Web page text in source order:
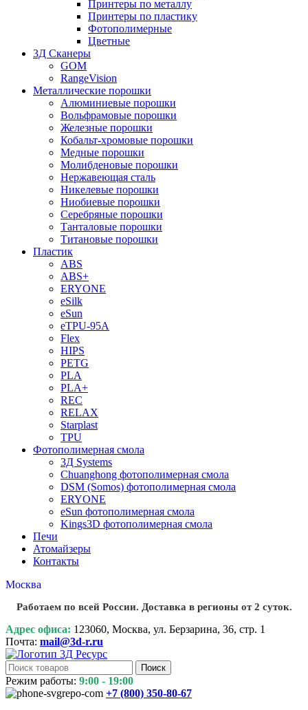
Принтеры по металлу
Принтеры по пластику
Фотополимерные
Цветные
3Д Сканеры
GOM
RangeVision
Металлические порошки
Алюминиевые порошки
Вольфрамовые порошки
Железные порошки
Кобальт-хромовые порошки
Медные порошки
Молибденовые порошки
Нержавеющая сталь
Никелевые порошки
Ниобиевые порошки
Серебряные порошки
Танталовые порошки
Титановые порошки
Пластик
ABS
ABS+
ERYONE
eSilk
eSun
eTPU-95A
Flex
HIPS
PETG
PLA
PLA+
REC
RELAX
Starplast
TPU
Фотополимерная смола
3Д Systems
Chuanghong фотополимерная смола
DSM (Somos) фотополимерная смола
ERYONE
eSun фотополимерная смола
Kings3D фотополимерная смола
Печи
Атомайзеры
Контакты
Москва
Работаем по всей России. Доставка в регионы от 2 суток.
Адрес офиса: 123060, Москва, ул. Берзарина, 36, стр. 1
Почта: mail@3d-r.ru
Поиск
Режим работы: 9:00 - 19:00
+7 (800) 350-80-67